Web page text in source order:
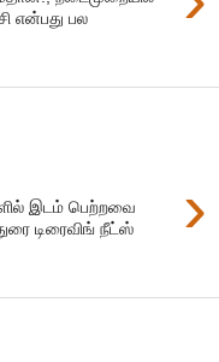
என்பது பல
›
இடம் பெற்றவை
டிரைவிங் நீட்ஸ்